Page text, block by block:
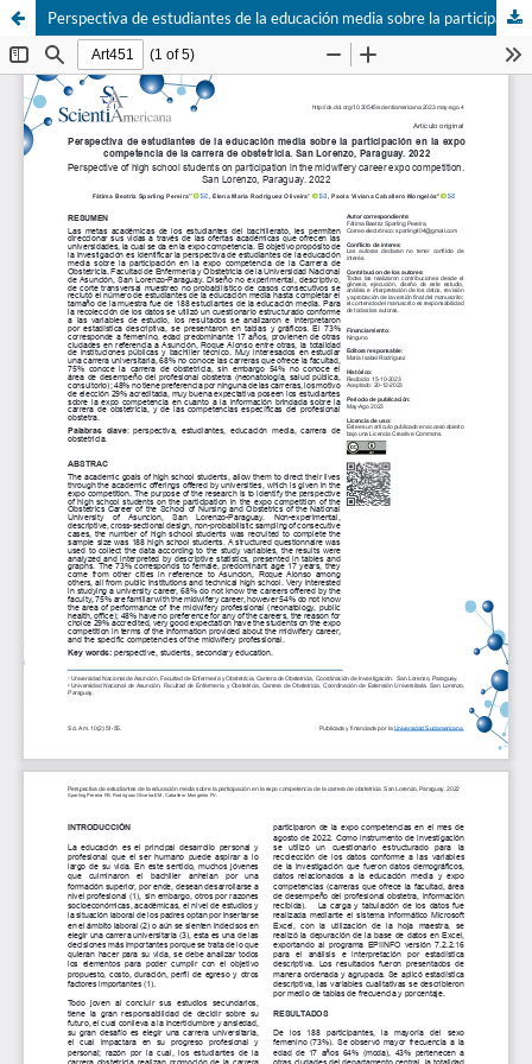
Perspectiva de estudiantes de la educación media sobre la participación en la expo competencia de la carrera de obstetricia. San Lorenzo, Paraguay. 2022